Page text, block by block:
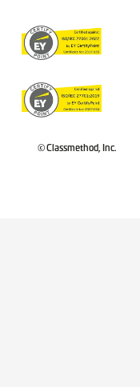
© Classmethod, Inc.